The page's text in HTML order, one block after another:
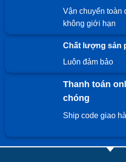
Vận chuyển toàn
không giới hạn
Chất lượng sản
Luôn đảm bảo
Thanh toán
chóng
Ship code giao